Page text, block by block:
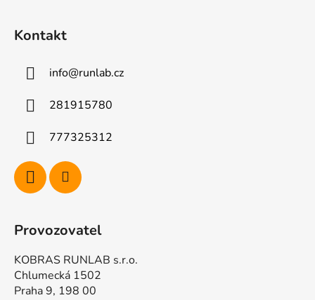
Kontakt
info@runlab.cz
281915780
777325312
Provozovatel
KOBRAS RUNLAB s.r.o.
Chlumecká 1502
Praha 9, 198 00